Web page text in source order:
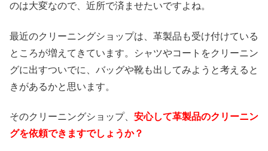
のは大変なので、近所で済ませたいですよね。
最近のクリーニングショップは、革製品も受け付けている
ところが増えてきています。シャツやコートをクリーニン
グに出すついでに、バッグや靴も出してみようと考えると
きがあるかと思います。
そのクリーニングショップ、 安心して革製品のクリーニン
グを依頼できますでしょうか？